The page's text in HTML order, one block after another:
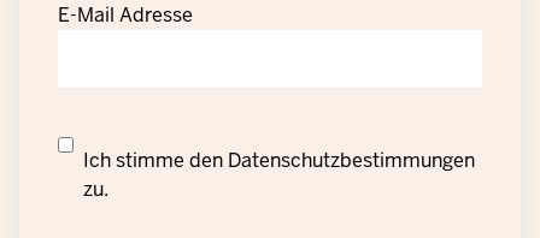
E-Mail Adresse
Datenschutzrechtliche
Einwilligung
Ich stimme den Datenschutzbestimmungen
zu.